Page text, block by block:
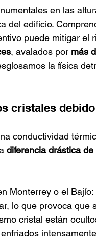
en las
del edificio.
puede mitigar el
, avalados por más
la física
cristales
conductividad
diferencia drástica
Monterrey o el
lo que provoca que
cristal están